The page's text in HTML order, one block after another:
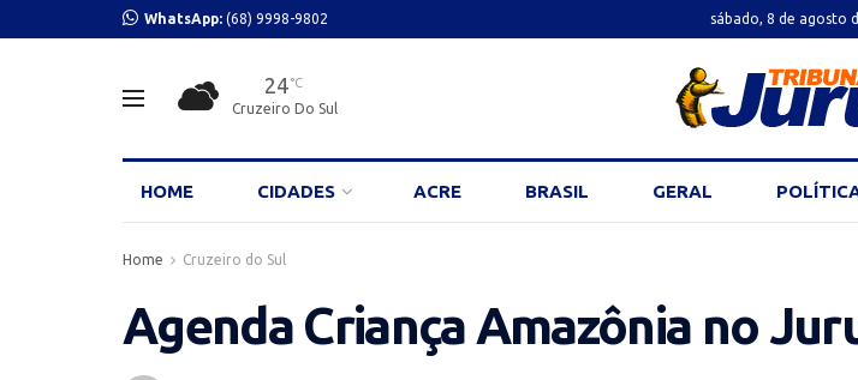
WhatsApp: (68) 9998-9802 sábado, 8 de agosto
24 °C
Cruzeiro Do Sul
HOME CIDADES ACRE BRASIL GERAL
Home Cruzeiro do Sul
Agenda Criança Amazônia no